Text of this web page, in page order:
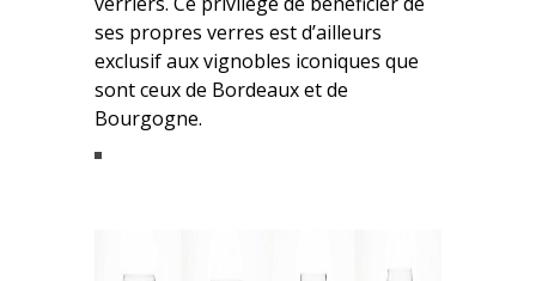
ses propres verres est d’ailleurs
exclusif aux vignobles iconiques que
sont ceux de Bordeaux et de
Bourgogne.